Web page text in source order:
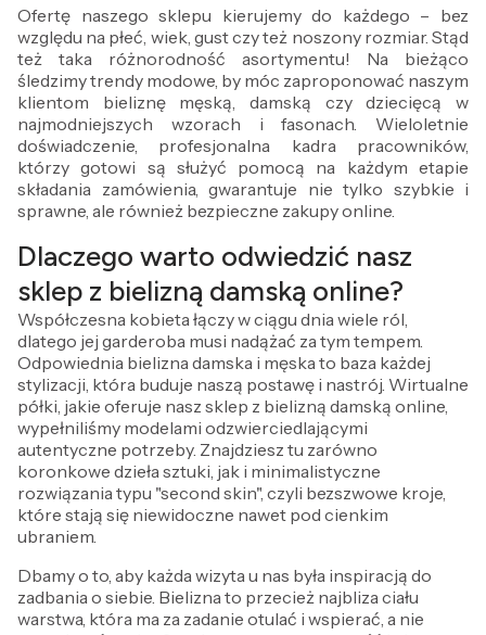
Ofertę naszego sklepu kierujemy do każdego – bez
względu na płeć, wiek, gust czy też noszony rozmiar. Stąd
też taka różnorodność asortymentu! Na bieżąco
śledzimy trendy modowe, by móc zaproponować naszym
klientom bieliznę męską, damską czy dziecięcą w
najmodniejszych wzorach i fasonach. Wieloletnie
doświadczenie, profesjonalna kadra pracowników,
którzy gotowi są służyć pomocą na każdym etapie
składania zamówienia, gwarantuje nie tylko szybkie i
sprawne, ale również bezpieczne zakupy online.
Dlaczego warto odwiedzić nasz
sklep z bielizną damską online?
Współczesna kobieta łączy w ciągu dnia wiele ról,
dlatego jej garderoba musi nadążać za tym tempem.
Odpowiednia bielizna damska i męska to baza każdej
stylizacji, która buduje naszą postawę i nastrój. Wirtualne
półki, jakie oferuje nasz sklep z bielizną damską online,
wypełniliśmy modelami odzwierciedlającymi
autentyczne potrzeby. Znajdziesz tu zarówno
koronkowe dzieła sztuki, jak i minimalistyczne
rozwiązania typu "second skin", czyli bezszwowe kroje,
które stają się niewidoczne nawet pod cienkim
ubraniem.
Dbamy o to, aby każda wizyta u nas była inspiracją do
zadbania o siebie. Bielizna to przecież najbliza ciału
warstwa, która ma za zadanie otulać i wspierać, a nie